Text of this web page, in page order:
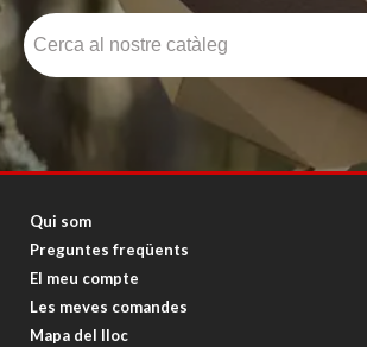
Qui som
Preguntes freqüents
El meu compte
Les meves comandes
Mapa del lloc